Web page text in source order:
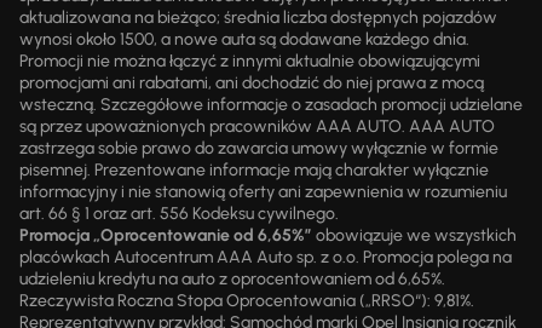
aktualizowana na bieżąco; średnia liczba dostępnych pojazdów
wynosi około 1500, a nowe auta są dodawane każdego dnia.
Promocji nie można łączyć z innymi aktualnie obowiązującymi
promocjami ani rabatami, ani dochodzić do niej prawa z mocą
wsteczną. Szczegółowe informacje o zasadach promocji udzielane
są przez upoważnionych pracowników AAA AUTO. AAA AUTO
zastrzega sobie prawo do zawarcia umowy wyłącznie w formie
pisemnej. Prezentowane informacje mają charakter wyłącznie
informacyjny i nie stanowią oferty ani zapewnienia w rozumieniu
art. 66 § 1 oraz art. 556 Kodeksu cywilnego.
Promocja „Oprocentowanie od 6,65%” obowiązuje we wszystkich
placówkach Autocentrum AAA Auto sp. z o.o. Promocja polega na
udzieleniu kredytu na auto z oprocentowaniem od 6,65%.
Rzeczywista Roczna Stopa Oprocentowania („RRSO“): 9,81%.
Reprezentatywny przykład: Samochód marki Opel Insignia rocznik